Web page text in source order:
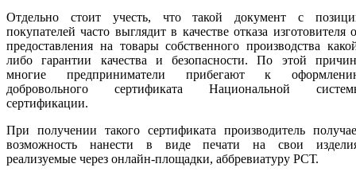
Отдельно стоит учесть, что такой документ с
покупателей часто выглядит в качестве отказа изготовителя
предоставления на товары собственного производства
либо гарантии качества и безопасности. По этой
многие предприниматели прибегают к
добровольного сертификата Национальной
сертификации.
При получении такого сертификата производитель
возможность нанести в виде печати на свои
реализуемые через онлайн-площадки, аббревиатуру РСТ.